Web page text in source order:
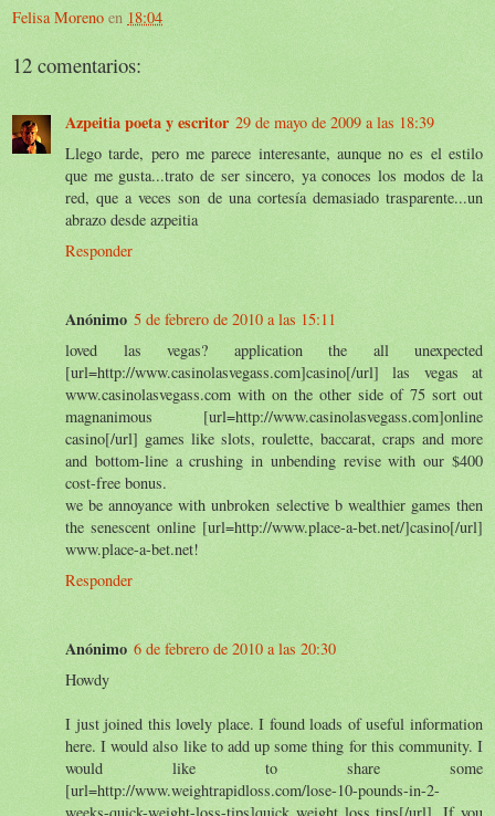
Felisa Moreno en 18:04
12 comentarios:
Azpeitia poeta y escritor 29 de mayo de 2009 a las 18:39
Llego tarde, pero me parece interesante, aunque no es el estilo
que me gusta...trato de ser sincero, ya conoces los modos de la
red, que a veces son de una cortesía demasiado trasparente...un
abrazo desde azpeitia
Responder
Anónimo 5 de febrero de 2010 a las 15:11
loved las vegas? application the all unexpected
[url=http://www.casinolasvegass.com]casino[/url] las vegas at
www.casinolasvegass.com with on the other side of 75 sort out
magnanimous [url=http://www.casinolasvegass.com]online
casino[/url] games like slots, roulette, baccarat, craps and more
and bottom-line a crushing in unbending revise with our $400
cost-free bonus.
we be annoyance with unbroken selective b wealthier games then
the senescent online [url=http://www.place-a-bet.net/]casino[/url]
www.place-a-bet.net!
Responder
Anónimo 6 de febrero de 2010 a las 20:30
Howdy
I just joined this lovely place. I found loads of useful information
here. I would also like to add up some thing for this community. I
would like to share some
[url=http://www.weightrapidloss.com/lose-10-pounds-in-2-